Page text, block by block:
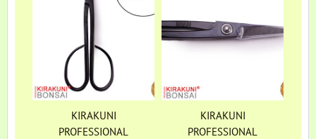
KIRAKUNI
PROFESSIONAL
KIRAKUNI
PROFESSIONAL